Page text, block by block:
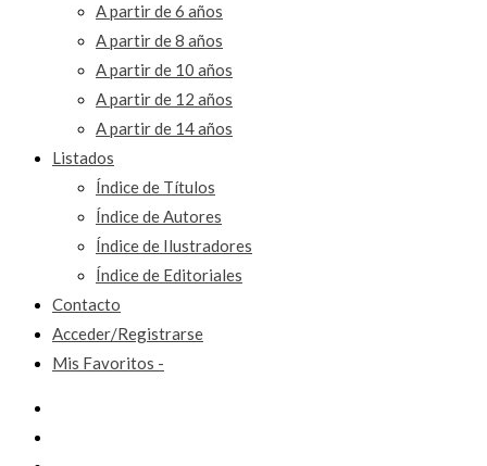
A partir de 6 años
A partir de 8 años
A partir de 10 años
A partir de 12 años
A partir de 14 años
Listados
Índice de Títulos
Índice de Autores
Índice de Ilustradores
Índice de Editoriales
Contacto
Acceder/Registrarse
Mis Favoritos -